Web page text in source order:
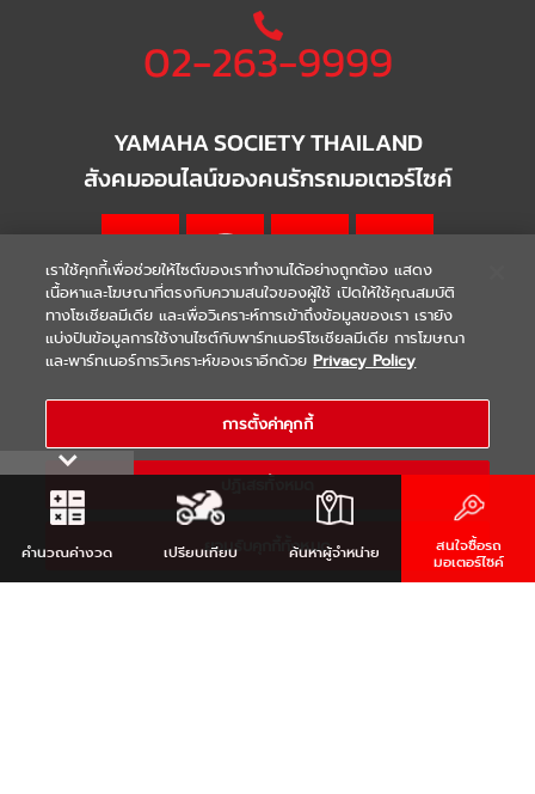
02-263-9999
YAMAHA SOCIETY THAILAND
สังคมออนไลน์ของคนรักรถมอเตอร์ไซค์
WARRANTY | Terms & Conditions
COPYRIGHT 2021 THAI YAMAHA MOTOR CO.,LTD. ALL RIGHTS
RESERVED
คำนวณค่างวด เปรียบเทียบ ค้นหาผู้จำหน่าย สนใจซื้อรถ
มอเตอร์ไซค์
เราใช้คุกกี้เพื่อช่วยให้ไซต์ของเราทำงานได้อย่างถูกต้อง แสดง
เนื้อหาและโฆษณาที่ตรงกับความสนใจของผู้ใช้ เปิดให้ใช้คุณสมบัติ
ทางโซเชียลมีเดีย และเพื่อวิเคราะห์การเข้าถึงข้อมูลของเรา เรายัง
แบ่งปันข้อมูลการใช้งานไซต์กับพาร์ทเนอร์โซเชียลมีเดีย การโฆษณา
และพาร์ทเนอร์การวิเคราะห์ของเราอีกด้วย Privacy Policy
การตั้งค่าคุกกี้
ยอมรับคุกกี้ทั้งหมด